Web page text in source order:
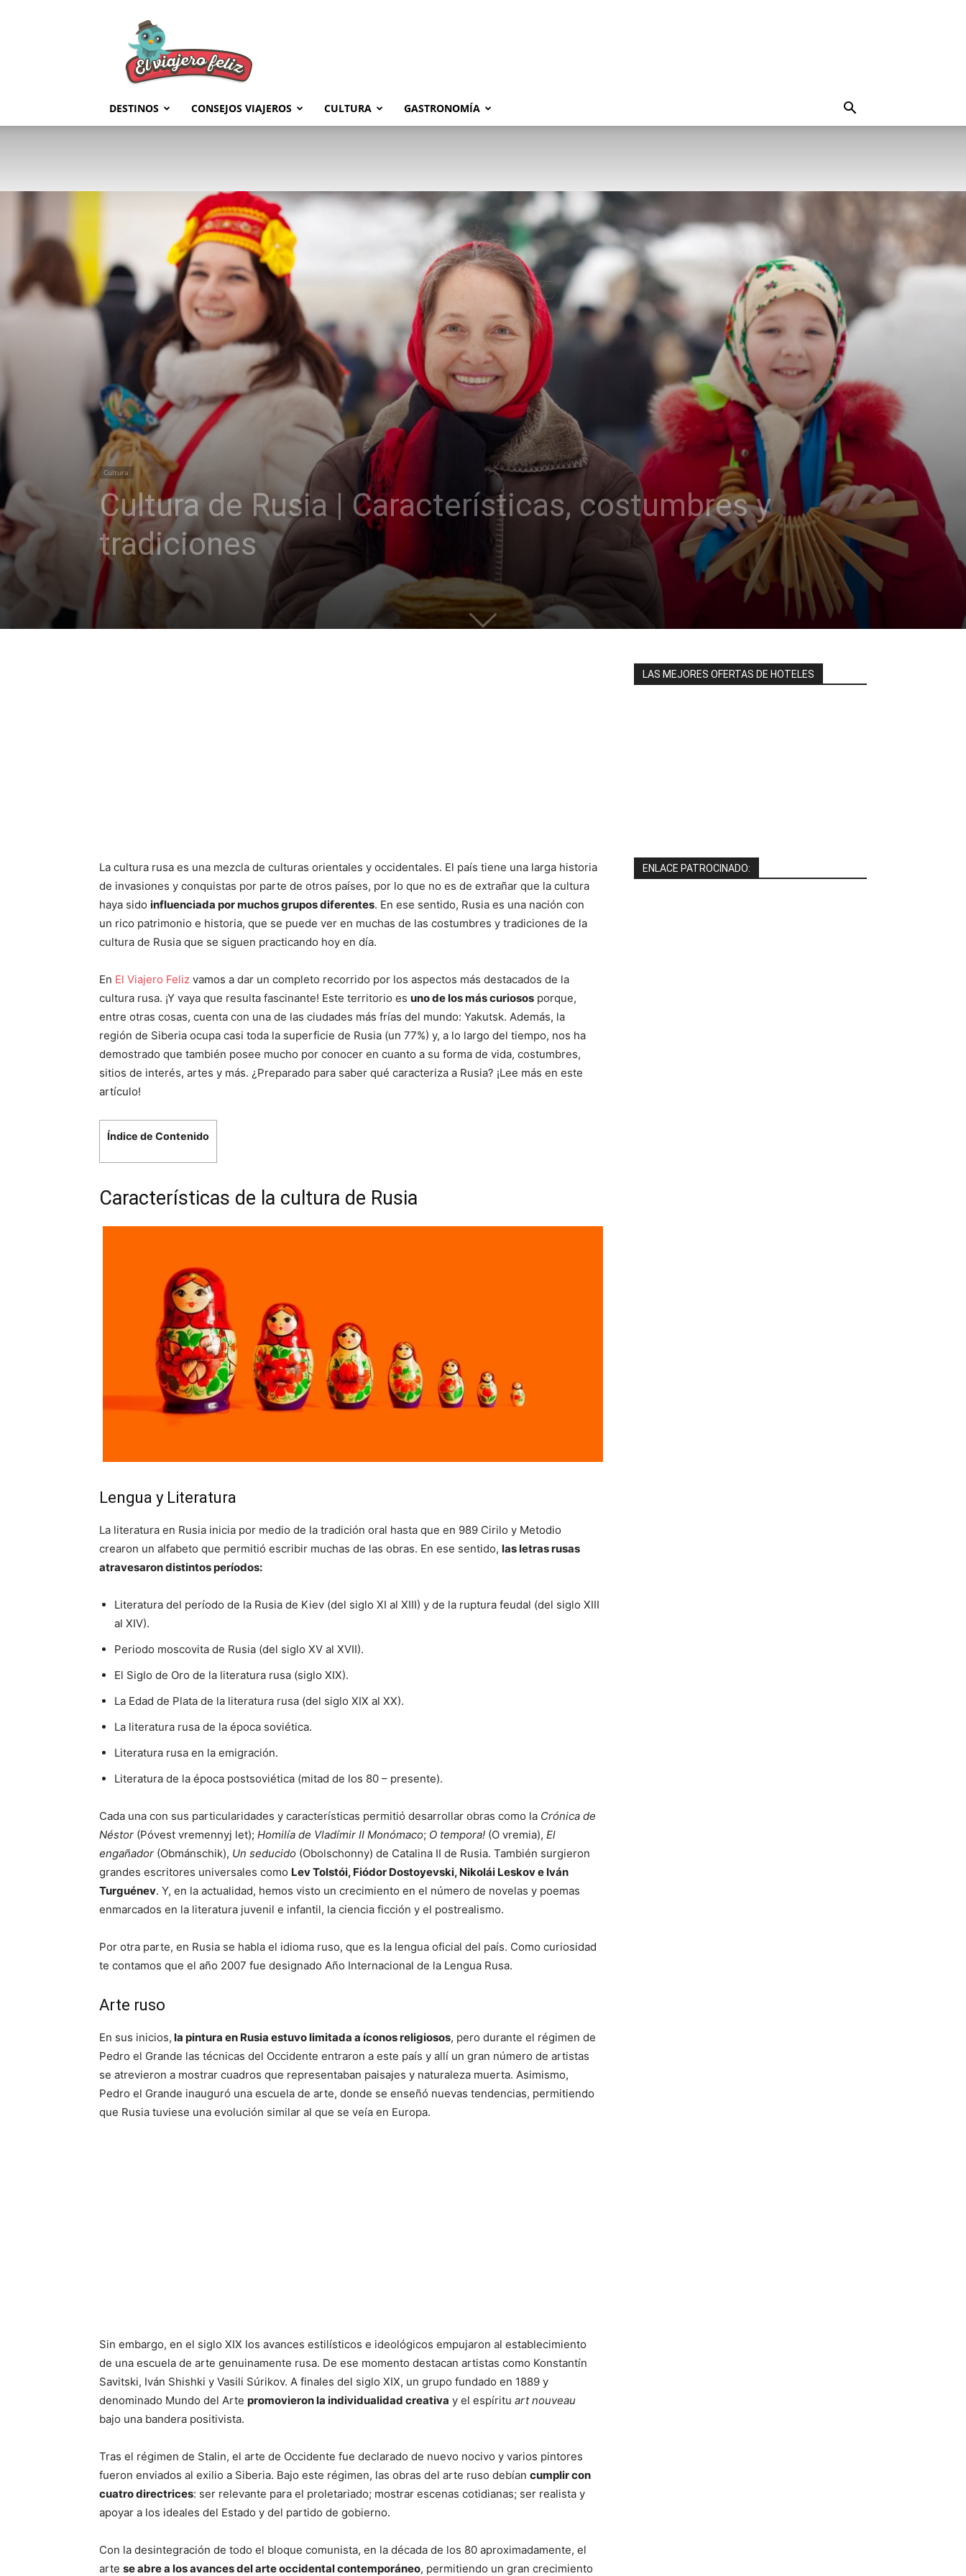
Feliz
DESTINOS CONSEJOS VIAJEROS CULTURA GASTRONOMÍA
Cultura
Cultura de Rusia | Características, costumbres y
tradiciones
La cultura rusa es una mezcla de culturas orientales y occidentales. El país tiene una larga historia
de invasiones y conquistas por parte de otros países, por lo que no es de extrañar que la cultura
haya sido influenciada por muchos grupos diferentes. En ese sentido, Rusia es una nación con
un rico patrimonio e historia, que se puede ver en muchas de las costumbres y tradiciones de la
cultura de Rusia que se siguen practicando hoy en día.
En El Viajero Feliz vamos a dar un completo recorrido por los aspectos más destacados de la
cultura rusa. ¡Y vaya que resulta fascinante! Este territorio es uno de los más curiosos porque,
entre otras cosas, cuenta con una de las ciudades más frías del mundo: Yakutsk. Además, la
región de Siberia ocupa casi toda la superficie de Rusia (un 77%) y, a lo largo del tiempo, nos ha
demostrado que también posee mucho por conocer en cuanto a su forma de vida, costumbres,
sitios de interés, artes y más. ¿Preparado para saber qué caracteriza a Rusia? ¡Lee más en este
artículo!
Índice de Contenido
Características de la cultura de Rusia
Lengua y Literatura
La literatura en Rusia inicia por medio de la tradición oral hasta que en 989 Cirilo y Metodio
crearon un alfabeto que permitió escribir muchas de las obras. En ese sentido, las letras rusas
atravesaron distintos períodos:
Literatura del período de la Rusia de Kiev (del siglo XI al XIII) y de la ruptura feudal (del siglo XIII
al XIV).
Periodo moscovita de Rusia (del siglo XV al XVII).
El Siglo de Oro de la literatura rusa (siglo XIX).
La Edad de Plata de la literatura rusa (del siglo XIX al XX).
La literatura rusa de la época soviética.
Literatura rusa en la emigración.
Literatura de la época postsoviética (mitad de los 80 – presente).
Cada una con sus particularidades y características permitió desarrollar obras como la Crónica de
Néstor (Póvest vremennyj let); Homilía de Vladímir II Monómaco; O tempora! (O vremia), El
engañador (Obmánschik), Un seducido (Obolschonny) de Catalina II de Rusia. También surgieron
grandes escritores universales como Lev Tolstói, Fiódor Dostoyevski, Nikolái Leskov e Iván
Turguénev. Y, en la actualidad, hemos visto un crecimiento en el número de novelas y poemas
enmarcados en la literatura juvenil e infantil, la ciencia ficción y el postrealismo.
Por otra parte, en Rusia se habla el idioma ruso, que es la lengua oficial del país. Como curiosidad
te contamos que el año 2007 fue designado Año Internacional de la Lengua Rusa.
Arte ruso
En sus inicios, la pintura en Rusia estuvo limitada a íconos religiosos, pero durante el régimen de
Pedro el Grande las técnicas del Occidente entraron a este país y allí un gran número de artistas
se atrevieron a mostrar cuadros que representaban paisajes y naturaleza muerta. Asimismo,
Pedro el Grande inauguró una escuela de arte, donde se enseñó nuevas tendencias, permitiendo
que Rusia tuviese una evolución similar al que se veía en Europa.
Sin embargo, en el siglo XIX los avances estilísticos e ideológicos empujaron al establecimiento
de una escuela de arte genuinamente rusa. De ese momento destacan artistas como Konstantín
Savitski, Iván Shishki y Vasili Súrikov. A finales del siglo XIX, un grupo fundado en 1889 y
denominado Mundo del Arte promovieron la individualidad creativa y el espíritu art nouveau
bajo una bandera positivista.
Tras el régimen de Stalin, el arte de Occidente fue declarado de nuevo nocivo y varios pintores
fueron enviados al exilio a Siberia. Bajo este régimen, las obras del arte ruso debían cumplir con
cuatro directrices: ser relevante para el proletariado; mostrar escenas cotidianas; ser realista y
apoyar a los ideales del Estado y del partido de gobierno.
Con la desintegración de todo el bloque comunista, en la década de los 80 aproximadamente, el
arte se abre a los avances del arte occidental contemporáneo, permitiendo un gran crecimiento
LAS MEJORES OFERTAS DE HOTELES
ENLACE PATROCINADO: